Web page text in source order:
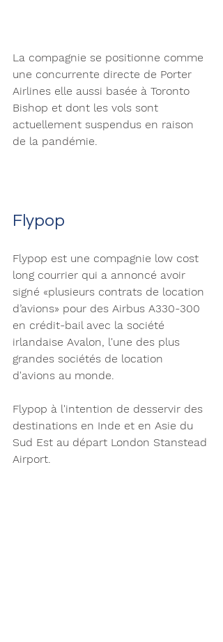
La compagnie se positionne comme
une concurrente directe de Porter
Airlines elle aussi basée à Toronto
Bishop et dont les vols sont
actuellement suspendus en raison
de la pandémie.
Flypop
Flypop est une compagnie low cost
long courrier qui a annoncé avoir
signé «plusieurs contrats de location
d’avions» pour des Airbus A330-300
en crédit-bail avec la société
irlandaise Avalon, l'une des plus
grandes sociétés de location
d'avions au monde.
Flypop à l'intention de desservir des
destinations en Inde et en Asie du
Sud Est au départ London Stanstead
Airport.